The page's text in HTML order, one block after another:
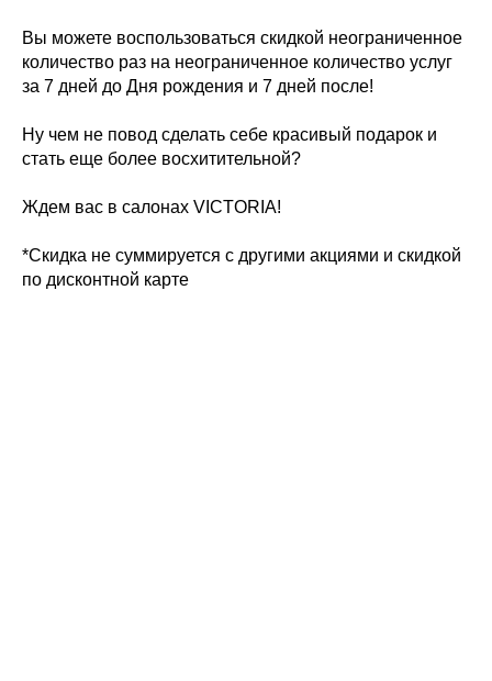
Вы можете воспользоваться скидкой неограниченное
количество раз на неограниченное количество услуг
за 7 дней до Дня рождения и 7 дней после!
Ну чем не повод сделать себе красивый подарок и
стать еще более восхитительной?
Ждем вас в салонах VICTORIA!
*Скидка не суммируется с другими акциями и скидкой
по дисконтной карте